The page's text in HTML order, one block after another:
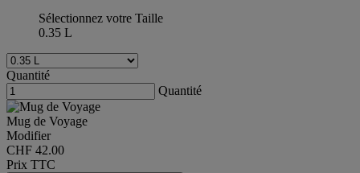
Sélectionnez votre Taille
0.35 L
Quantité
Quantité
Mug de Voyage
Modifier
CHF 42.00
Prix TTC